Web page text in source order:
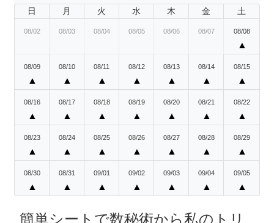
日 月 火 水 木 金 土
08/02 08/03 08/04 08/05 08/06 08/07 08/08
▲
08/09
▲
08/10
▲
08/11
▲
08/12
▲
08/13
▲
08/14
▲
08/15
▲
08/16
▲
08/17
▲
08/18
▲
08/19
▲
08/20
▲
08/21
▲
08/22
▲
08/23
▲
08/24
▲
08/25
▲
08/26
▲
08/27
▲
08/28
▲
08/29
▲
08/30
▲
08/31
▲
09/01
▲
09/02
▲
09/03
▲
09/04
▲
09/05
▲
簡単シートで数秘術から私のトリ